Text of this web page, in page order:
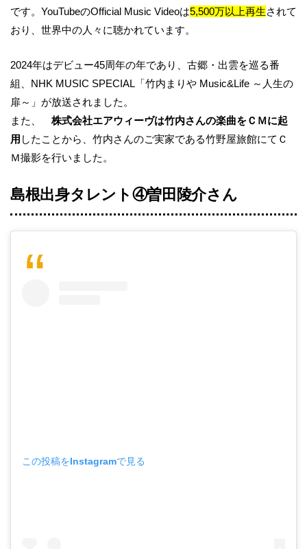
です。YouTubeのOfficial Music Videoは5,500万以上再生されて
おり、世界中の人々に聴かれています。
2024年はデビュー45周年の年であり、古郷・出雲を巡る番
組、NHK MUSIC SPECIAL「竹内まりや Music&Life ～人生の
扉～」が放送されました。
また、 株式会社エアウィーヴは竹内さんの楽曲をＣＭに起
用 したことから、竹内さんのご実家である竹野屋旅館にてＣ
Ｍ撮影を行いました。
島根出身タレント④曽田陵介さん
この投稿をInstagramで見る